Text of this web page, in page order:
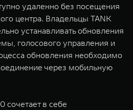
удаленно без посещения
центра. Владельцы TANK
устанавливать обновления
голосового управления и
обновления необходимо
через мобильную
сочетает в себе